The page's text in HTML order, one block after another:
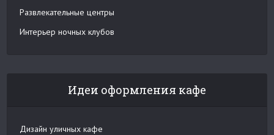
Развлекательные центры
Интерьер ночных клубов
Идеи оформления кафе
Дизайн уличных кафе